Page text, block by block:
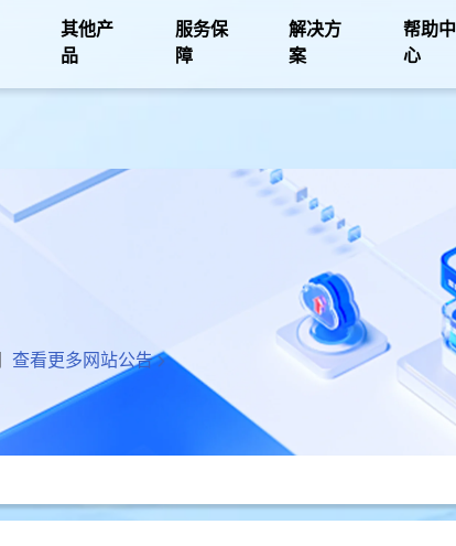
其他产
品
服务保
障
解决方
案
帮助中
心
查看更多网站公告